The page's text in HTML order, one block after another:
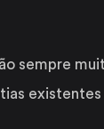
sempre